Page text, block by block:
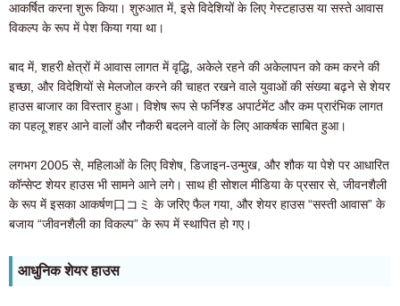
आकर्षित करना शुरू किया। शुरुआत में, इसे विदेशियों के लिए गेस्टहाउस या सस्ते आवास
विकल्प के रूप में पेश किया गया था।
बाद में, शहरी क्षेत्रों में आवास लागत में वृद्धि, अकेले रहने की अकेलापन को कम करने की
इच्छा, और विदेशियों से मेलजोल करने की चाहत रखने वाले युवाओं की संख्या बढ़ने से शेयर
हाउस बाजार का विस्तार हुआ। विशेष रूप से फर्निश्ड अपार्टमेंट और कम प्रारंभिक लागत
का पहलू शहर आने वालों और नौकरी बदलने वालों के लिए आकर्षक साबित हुआ।
लगभग 2005 से, महिलाओं के लिए विशेष, डिजाइन-उन्मुख, और शौक या पेशे पर आधारित
कॉन्सेप्ट शेयर हाउस भी सामने आने लगे। साथ ही सोशल मीडिया के प्रसार से, जीवनशैली
के रूप में इसका आकर्षण口コミ के जरिए फैल गया, और शेयर हाउस “सस्ती आवास” के
बजाय “जीवनशैली का विकल्प” के रूप में स्थापित हो गए।
आधुनिक शेयर हाउस